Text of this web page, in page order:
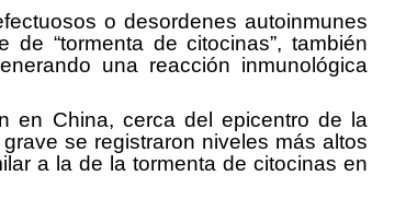
o desordenes autoinmunes
“tormenta de citocinas”, también
una reacción inmunológica
en China, cerca del epicentro de la
se registraron niveles más altos
a la de la tormenta de citocinas en